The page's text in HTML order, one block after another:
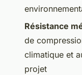
Résistance
de
climatique et
projet